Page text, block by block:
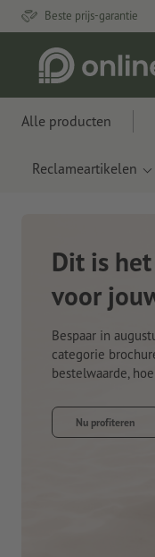
Beste prijs-garantie
Alle producten
Reclameartikelen